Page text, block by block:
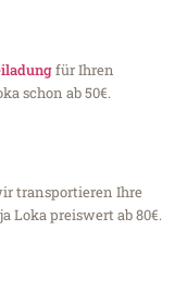
für Ihren
schon ab 50€.
transportieren Ihre
Loka preiswert ab 80€.